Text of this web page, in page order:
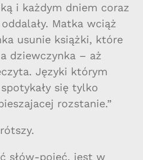
i każdym dniem coraz
Matka wciąż
usunie książki, które
dziewczynka – aż
Języki którym
się tylko
rozstanie.”
słów-pojęć, jest w